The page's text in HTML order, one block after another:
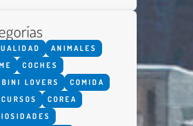
ANIMALES
COCHES
LOVERS
COMIDA
COREA